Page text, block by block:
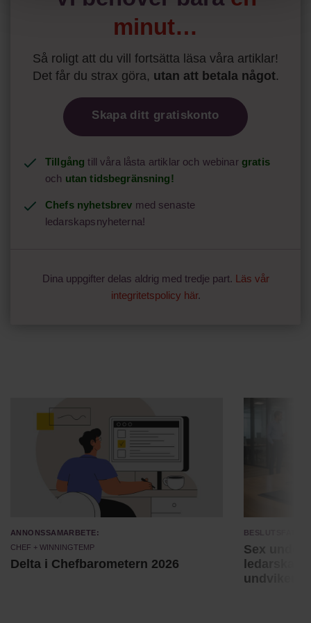
minut…
Så roligt att du vill fortsätta läsa våra artiklar!
Det får du strax göra, utan att betala något.
Skapa ditt gratiskonto
Tillgång till våra låsta artiklar och webinar gratis
och utan tidsbegränsning!
Chefs nyhetsbrev med senaste
ledarskapsnyheterna!
Dina uppgifter delas aldrig med tredje part. Läs vår
integritetspolicy här.
Annonssamarbete:
Chef + Winningtemp
Delta i Chefbarometern 2026
Sex
undviker